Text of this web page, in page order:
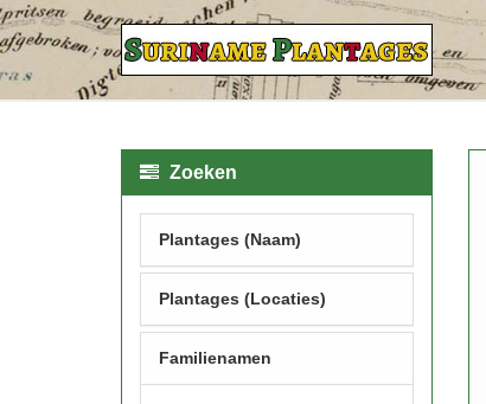
Zoeken
Plantages (Naam)
Plantages (Locaties)
Familienamen